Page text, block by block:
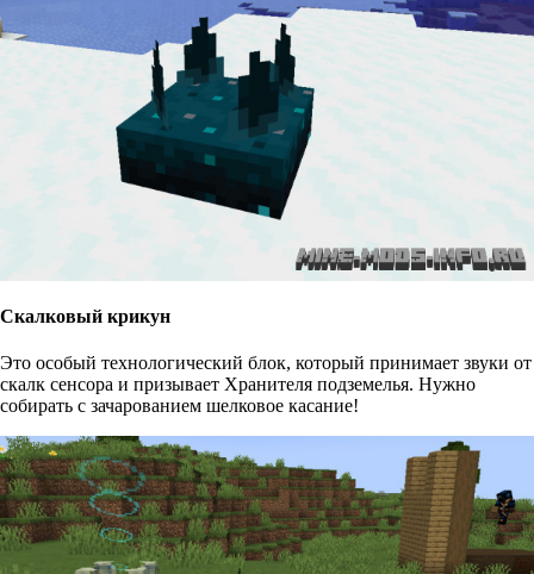
Скалковый крикун
Это особый технологический блок, который принимает звуки от
скалк сенсора и призывает Хранителя подземелья. Нужно
собирать с зачарованием шелковое касание!